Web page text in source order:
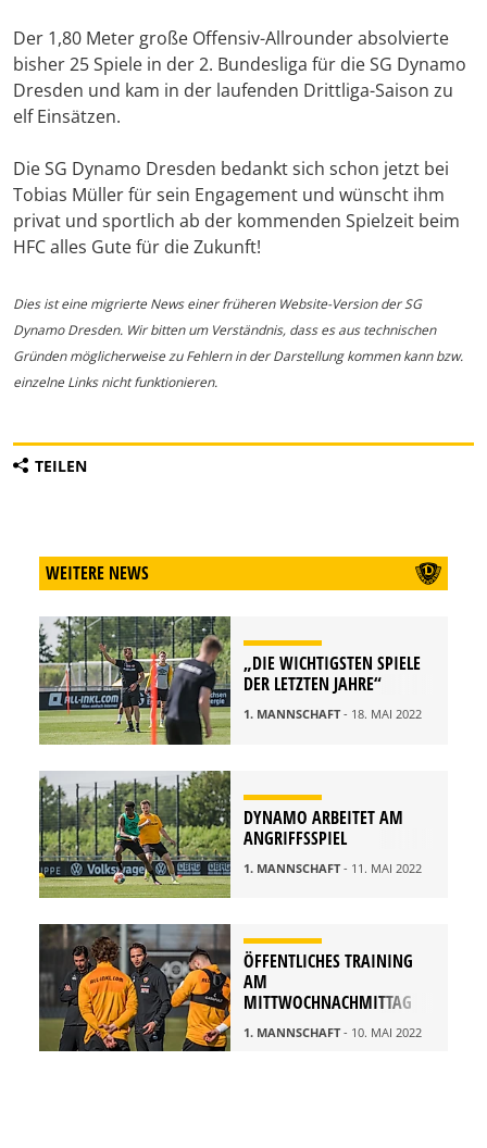
Der 1,80 Meter große Offensiv-Allrounder absolvierte
bisher 25 Spiele in der 2. Bundesliga für die SG Dynamo
Dresden und kam in der laufenden Drittliga-Saison zu
elf Einsätzen.
Die SG Dynamo Dresden bedankt sich schon jetzt bei
Tobias Müller für sein Engagement und wünscht ihm
privat und sportlich ab der kommenden Spielzeit beim
HFC alles Gute für die Zukunft!
Dies ist eine migrierte News einer früheren Website-Version der SG
Dynamo Dresden. Wir bitten um Verständnis, dass es aus technischen
Gründen möglicherweise zu Fehlern in der Darstellung kommen kann bzw.
einzelne Links nicht funktionieren.
TEILEN
WEITERE NEWS
„DIE WICHTIGSTEN SPIELE
DER LETZTEN JAHRE“
1. MANNSCHAFT- 18. MAI 2022
DYNAMO ARBEITET AM
ANGRIFFSSPIEL
1. MANNSCHAFT- 11. MAI 2022
ÖFFENTLICHES TRAINING
AM
MITTWOCHNACHMITTAG
1. MANNSCHAFT- 10. MAI 2022